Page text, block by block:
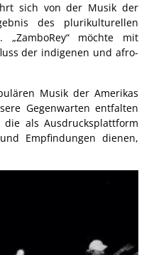
sich von der Musik der
des plurikulturellen
„ZamboRey“ möchte mit
der indigenen und afro-
Musik der Amerikas
Gegenwarten entfalten
die als Ausdrucksplattform
Empfindungen dienen,